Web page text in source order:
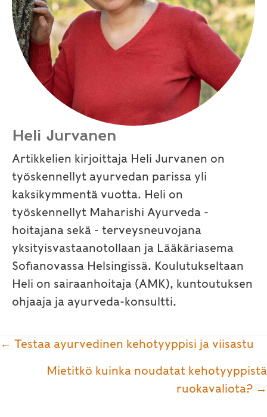
Heli Jurvanen
Artikkelien kirjoittaja Heli Jurvanen on
työskennellyt ayurvedan parissa yli
kaksikymmentä vuotta. Heli on
työskennellyt Maharishi Ayurveda -
hoitajana sekä - terveysneuvojana
yksityisvastaanotollaan ja Lääkäriasema
Sofianovassa Helsingissä. Koulutukseltaan
Heli on sairaanhoitaja (AMK), kuntoutuksen
ohjaaja ja ayurveda-konsultti.
Posts
navigation
← Testaa ayurvedinen kehotyyppisi ja viisastu
Mietitkö kuinka noudatat kehotyyppistä
ruokavaliota? →